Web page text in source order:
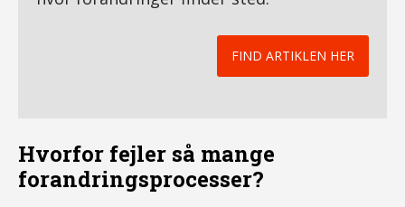
FIND ARTIKLEN HER
Hvorfor fejler så mange
forandringsprocesser?